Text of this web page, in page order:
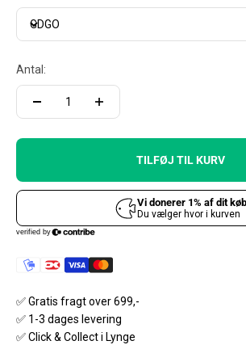
GDGO
Antal:
TILFØJ TIL KURV
✅ Gratis fragt over 699,-
✅ 1-3 dages levering
✅ Click & Collect i Lynge